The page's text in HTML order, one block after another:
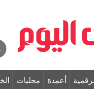
أعمدة محليات